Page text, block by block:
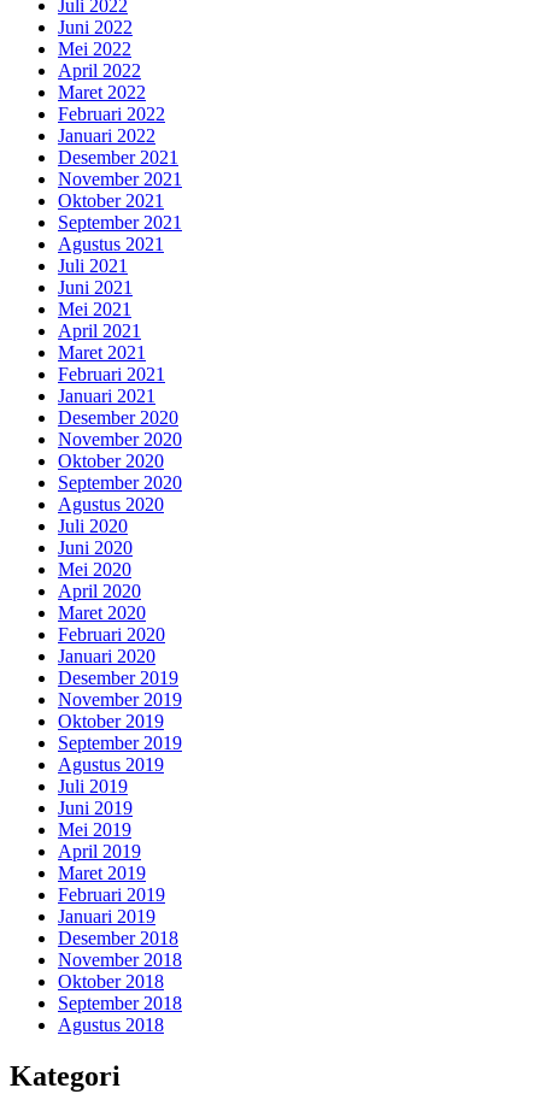
Juli 2022
Juni 2022
Mei 2022
April 2022
Maret 2022
Februari 2022
Januari 2022
Desember 2021
November 2021
Oktober 2021
September 2021
Agustus 2021
Juli 2021
Juni 2021
Mei 2021
April 2021
Maret 2021
Februari 2021
Januari 2021
Desember 2020
November 2020
Oktober 2020
September 2020
Agustus 2020
Juli 2020
Juni 2020
Mei 2020
April 2020
Maret 2020
Februari 2020
Januari 2020
Desember 2019
November 2019
Oktober 2019
September 2019
Agustus 2019
Juli 2019
Juni 2019
Mei 2019
April 2019
Maret 2019
Februari 2019
Januari 2019
Desember 2018
November 2018
Oktober 2018
September 2018
Agustus 2018
Kategori